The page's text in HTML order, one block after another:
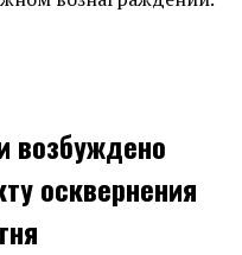
возбуждено
осквернения